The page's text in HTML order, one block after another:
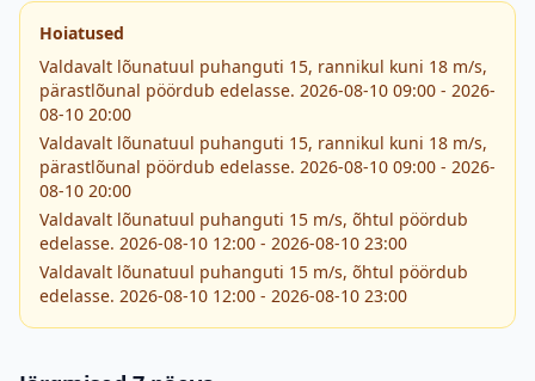
Hoiatused
Valdavalt lõunatuul puhanguti 15, rannikul kuni 18 m/s,
pärastlõunal pöördub edelasse. 2026-08-10 09:00 - 2026-
08-10 20:00
Valdavalt lõunatuul puhanguti 15, rannikul kuni 18 m/s,
pärastlõunal pöördub edelasse. 2026-08-10 09:00 - 2026-
08-10 20:00
Valdavalt lõunatuul puhanguti 15 m/s, õhtul pöördub
edelasse. 2026-08-10 12:00 - 2026-08-10 23:00
Valdavalt lõunatuul puhanguti 15 m/s, õhtul pöördub
edelasse. 2026-08-10 12:00 - 2026-08-10 23:00